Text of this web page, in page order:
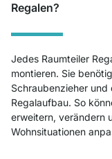
Regalen?
Jedes Raumteiler
montieren. Sie
Schraubenzieher und
Regalaufbau. So
erweitern, verändern
Wohnsituationen